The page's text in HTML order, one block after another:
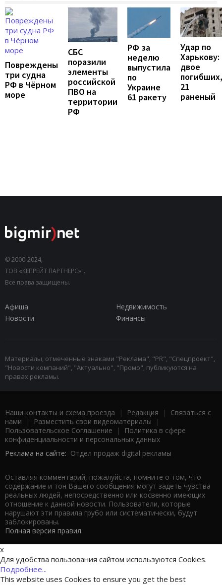
Повреждены
три судна
РФ в Чёрном
море
СБС
поразили
элементы
российской
ПВО на
территории
РФ
РФ за
неделю
выпустила
по
Украине
61 ракету
Удар по
Харькову:
двое
погибших,
21
раненый
© 2000-2024,
ТОВ «КЕПРЕЙТ ПАРТНЕРС»".
Все права защищены.
Афиша
Недвижимость
Новости
Финансы
Материалы, отмеченные знаками "Реклама", "PR", "Спецпроект",
"Новости компаний", "Актуально", "Промо", публикуются на
правах рекламы.
Наши контакты и схема проезда | Редакция | Связаться с
нами | Разместить свои видеоматериалы |
Пользовательское Соглашение |
Политика в сфере
конфиденциальности и персональных данных
Реклама на сайте: Отдел продаж digital рекламы
Оставляя комментарий, пожалуйста, помните о том, что
содержание и тон Вашего сообщения могут задеть чувства
реальных людей, непосредственно или косвенно имеющих
отношение к данной новости. Пользователи, которые
нарушают эти правила грубо или систематически, будут
заблокированы.
Полная версия правил
x
Для удобства пользования сайтом используются Cookies.
Подробнее...
This website uses Cookies to ensure you get the best